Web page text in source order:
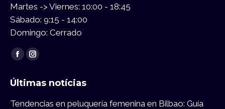
Martes -> Viernes: 10:00 - 18:45
Sábado: 9:15 - 14:00
Domingo: Cerrado
Encuéntranos en:
Facebook
opens
Instagram
opens
Últimas notícias
Tendencias en peluquería femenina en Bilbao: Guía